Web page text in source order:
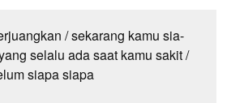
/ sekarang kamu sia-
selalu ada saat kamu sakit /
siapa siapa